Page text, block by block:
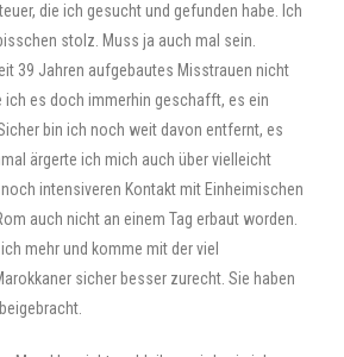
die ich gesucht und gefunden habe. Ich
stolz. Muss ja auch mal sein.
39 Jahren aufgebautes Misstrauen nicht
ich es doch immerhin geschafft, es ein
bin ich noch weit davon entfernt, es
ärgerte ich mich auch über vielleicht
intensiveren Kontakt mit Einheimischen
auch nicht an einem Tag erbaut worden.
mehr und komme mit der viel
sicher besser zurecht. Sie haben